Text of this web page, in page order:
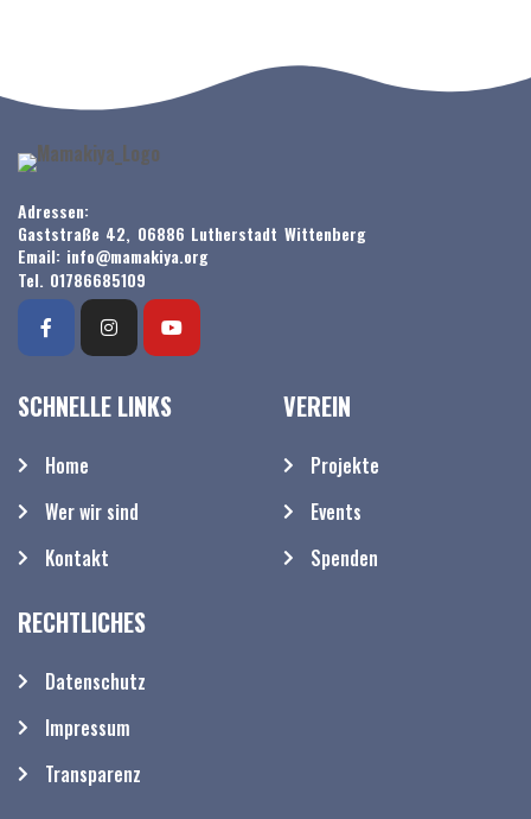
Adressen:
Gaststraße 42, 06886 Lutherstadt Wittenberg
Email: info@mamakiya.org
Tel. 01786685109
SCHNELLE LINKS
Home
Wer wir sind
Kontakt
VEREIN
Projekte
Events
Spenden
RECHTLICHES
Datenschutz
Impressum
Transparenz